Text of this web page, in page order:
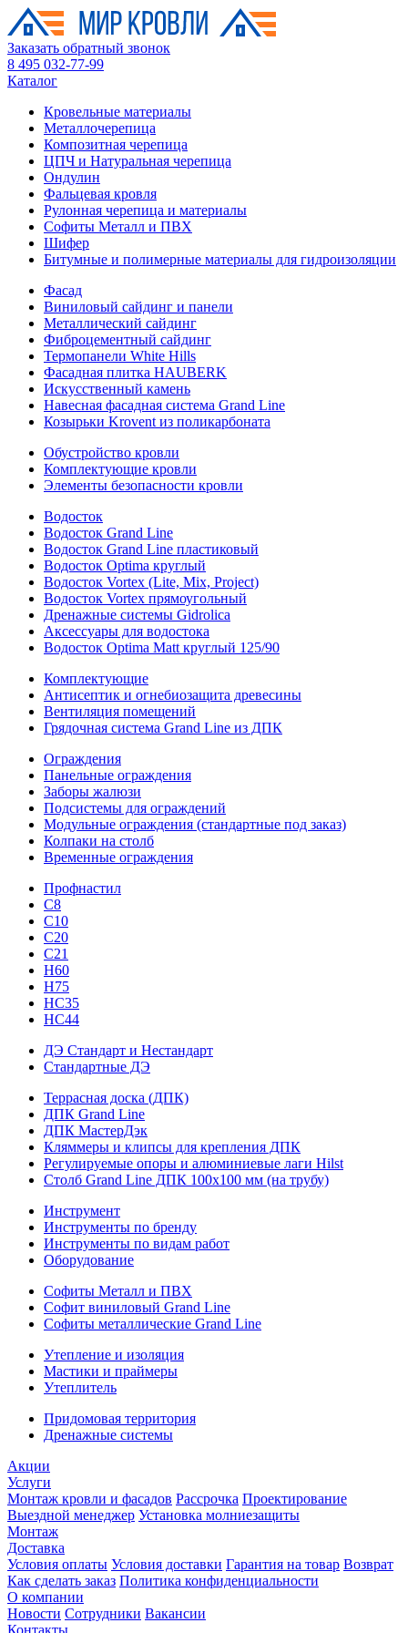
Заказать обратный звонок
8 495 032-77-99
Каталог
Кровельные материалы
Металлочерепица
Композитная черепица
ЦПЧ и Натуральная черепица
Ондулин
Фальцевая кровля
Рулонная черепица и материалы
Софиты Металл и ПВХ
Шифер
Битумные и полимерные материалы для гидроизоляции
Фасад
Виниловый сайдинг и панели
Металлический сайдинг
Фиброцементный сайдинг
Термопанели White Hills
Фасадная плитка HAUBERK
Искусственный камень
Навесная фасадная система Grand Line
Козырьки Krovent из поликарбоната
Обустройство кровли
Комплектующие кровли
Элементы безопасности кровли
Водосток
Водосток Grand Line
Водосток Grand Line пластиковый
Водосток Optima круглый
Водосток Vortex (Lite, Mix, Project)
Водосток Vortex прямоугольный
Дренажные системы Gidrolica
Аксессуары для водостока
Водосток Optima Matt круглый 125/90
Комплектующие
Антисептик и огнебиозащита древесины
Вентиляция помещений
Грядочная система Grand Line из ДПК
Ограждения
Панельные ограждения
Заборы жалюзи
Подсистемы для ограждений
Модульные ограждения (стандартные под заказ)
Колпаки на столб
Временные ограждения
Профнастил
С8
С10
С20
С21
H60
H75
HС35
НС44
ДЭ Стандарт и Нестандарт
Стандартные ДЭ
Террасная доска (ДПК)
ДПК Grand Line
ДПК МастерДэк
Кляммеры и клипсы для крепления ДПК
Регулируемые опоры и алюминиевые лаги Hilst
Столб Grand Line ДПК 100х100 мм (на трубу)
Инструмент
Инструменты по бренду
Инструменты по видам работ
Оборудование
Софиты Металл и ПВХ
Софит виниловый Grand Line
Софиты металлические Grand Line
Утепление и изоляция
Мастики и праймеры
Утеплитель
Придомовая территория
Дренажные системы
Акции
Услуги
Монтаж кровли и фасадов Рассрочка Проектирование
Выездной менеджер Установка молниезащиты
Монтаж
Доставка
Условия оплаты Условия доставки Гарантия на товар Возврат
Как сделать заказ Политика конфиденциальности
О компании
Новости Сотрудники Вакансии
Контакты